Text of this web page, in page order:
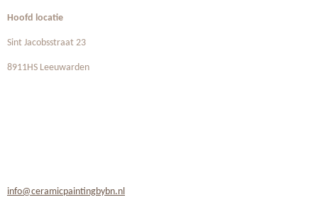
Hoofd locatie
Sint Jacobsstraat 23
8911HS Leeuwarden
info@ceramicpaintingbybn.nl